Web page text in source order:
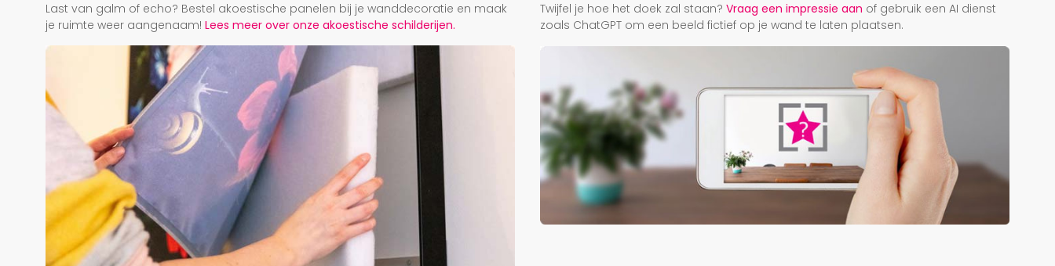
Last van galm of echo? Bestel akoestische panelen bij je wanddecoratie en maak
je ruimte weer aangenaam! Lees meer over onze akoestische schilderijen.
Twijfel je hoe het doek zal staan? Vraag een impressie aan of gebruik een AI dienst
zoals ChatGPT om een beeld fictief op je wand te laten plaatsen.